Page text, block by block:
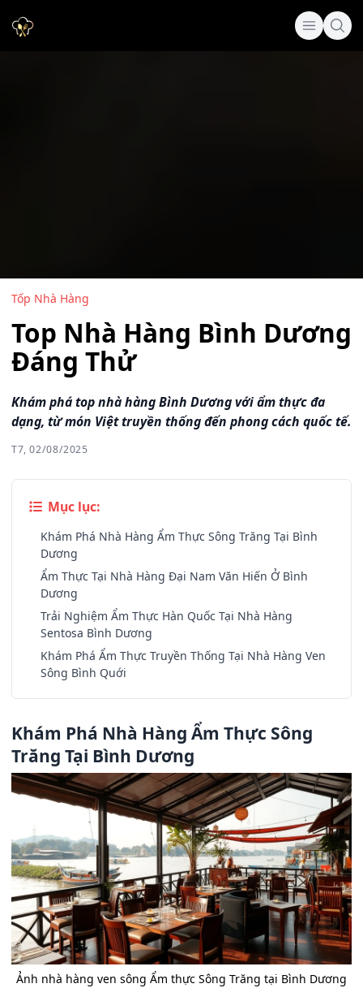
Tốp Nhà Hàng
Top Nhà Hàng Bình Dương
Đáng Thử
Khám phá top nhà hàng Bình Dương với ẩm thực đa
dạng, từ món Việt truyền thống đến phong cách quốc tế.
T7, 02/08/2025
Mục lục:
Khám Phá Nhà Hàng Ẩm Thực Sông Trăng Tại Bình
Dương
Ẩm Thực Tại Nhà Hàng Đại Nam Văn Hiến Ở Bình
Dương
Trải Nghiệm Ẩm Thực Hàn Quốc Tại Nhà Hàng
Sentosa Bình Dương
Khám Phá Ẩm Thực Truyền Thống Tại Nhà Hàng Ven
Sông Bình Quới
Khám Phá Nhà Hàng Ẩm Thực Sông
Trăng Tại Bình Dương
Ảnh nhà hàng ven sông Ẩm thực Sông Trăng tại Bình Dương